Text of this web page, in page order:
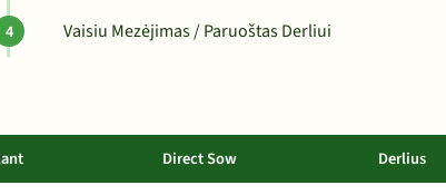
Vaisiu Mezėjimas / Paruoštas Derliui
Direct Sow Derlius